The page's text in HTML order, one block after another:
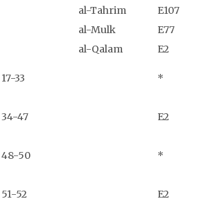
al-Tahrim
E107
al-Mulk
E77
al-Qalam E2
17-33 *
34-47 E2
48-50 *
51-52 E2